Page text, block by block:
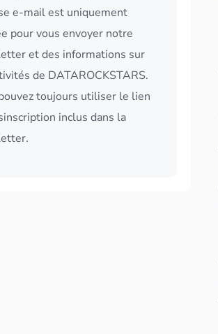
e-mail est uniquement
pour vous envoyer notre
et des informations sur
de DATAROCKSTARS.
toujours utiliser le lien
inclus dans la